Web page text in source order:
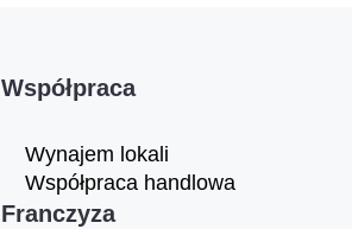
Współpraca
Wynajem lokali
Współpraca handlowa
Franczyza